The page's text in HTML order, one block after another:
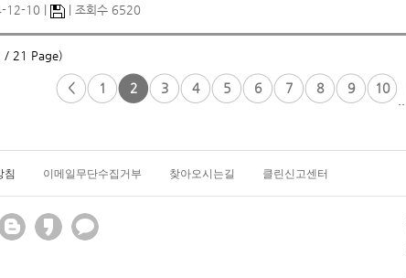
12-10 조회수 6520
/ 21 Page)
< 1 2 3 4 5 6 7 8 9 10
침 이메일무단수집거부 찾아오시는길 클린신고센터